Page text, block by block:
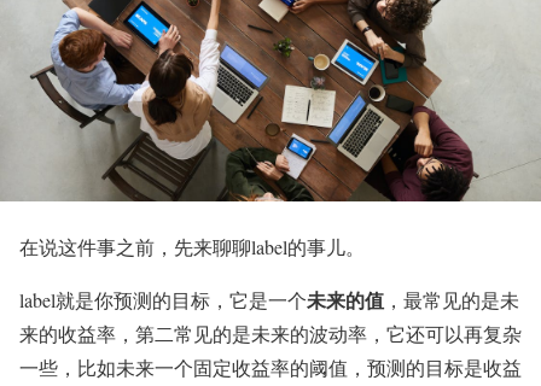
在说这件事之前，先来聊聊label的事儿。
label就是你预测的目标，它是一个未来的值 ，最常见的是未
来的收益率，第二常见的是未来的波动率，它还可以再复杂
一些，比如未来一个固定收益率的阈值，预测的目标是收益